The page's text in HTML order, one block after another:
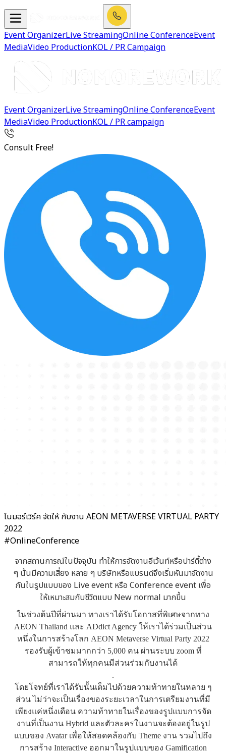
Event OrganizerLive StreamingOnline ConferenceEvent
MediaVideo ProductionKOL / PR Campaign
Event OrganizerLive StreamingOnline ConferenceEvent
MediaVideo ProductionKOL / PR campaign
Consult Free!
โนมอร์เวิร์ค จัดให้ กับงาน AEON METAVERSE VIRTUAL PARTY
2022
#OnlineConference
จากสถานการณ์ในปัจจุบัน ทำให้การจัดงานอีเว้นท์หรือปาร์ตี้ต่าง
ๆ นั้นมีความเสี่ยง หลาย ๆ บริษัทหรือแบรนด์จึงเริ่มหันมาจัดงาน
กันในรูปแบบของ Live event หรือ Conference event เพื่อ
ให้เหมาะสมกับชีวิตแบบ New normal มากขึ้น
ในช่วงต้นปีที่ผ่านมา ทางเราได้รับโอกาสที่พิเศษจากทาง
AEON Thailand และ ADdict Agency ให้เราได้ร่วมเป็นส่วน
หนึ่งในการสร้างโลก AEON Metaverse Virtual Party 2022
รองรับผู้เข้าชมมากกว่า 5,000 คน ผ่านระบบ zoom ที่
สามารถให้ทุกคนมีส่วนร่วมกับงานได้
.
โดยโจทย์ที่เราได้รับนั้นเต็มไปด้วยความท้าทายในหลาย ๆ
ส่วน ไม่ว่าจะเป็นเรื่องของระยะเวลาในการเตรียมงานที่มี
เพียงแค่หนึ่งเดือน ความท้าทายในเรื่องของรูปแบบการจัด
งานที่เป็นงาน Hybrid และตัวละครในงานจะต้องอยู่ในรูป
แบบของ Avatar เพื่อให้สอดคล้องกับ Theme งาน รวมไปถึง
การสร้าง Interactive ออกมาในรูปแบบของ Gamification